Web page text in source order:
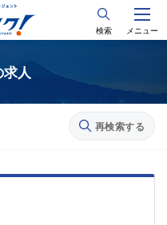
検索 メニュー
人
再検索する